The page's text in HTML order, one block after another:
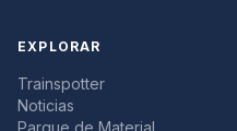
EXPLORAR
Trainspotter
Noticias